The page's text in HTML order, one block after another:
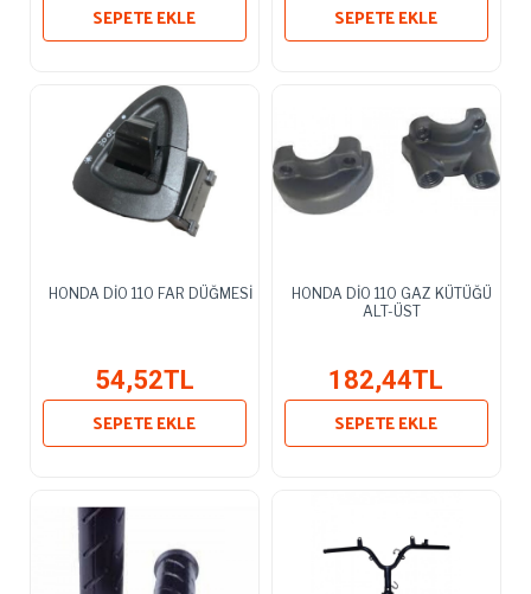
SEPETE EKLE
SEPETE EKLE
HONDA DİO 110 FAR DÜĞMESİ
54,52TL
SEPETE EKLE
HONDA DİO 110 GAZ KÜTÜĞÜ
ALT-ÜST
182,44TL
SEPETE EKLE